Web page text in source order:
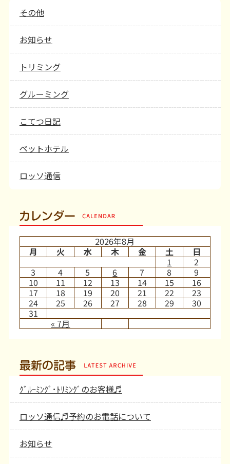
その他
お知らせ
トリミング
グルーミング
こてつ日記
ペットホテル
ロッソ通信
カレンダー
2026年8月
月
火 水 木 金 土 日
« 7月
1
2
3
4 5 6 7 8
9
10
11 12 13 14 15
16
17
18 19 20 21 22
23
24
25 26 27 28 29
30
31
最新の記事
ｸﾞﾙｰﾐﾝｸﾞ･ﾄﾘﾐﾝｸﾞのお客様♬
ロッソ通信♬予約のお電話について
お知らせ